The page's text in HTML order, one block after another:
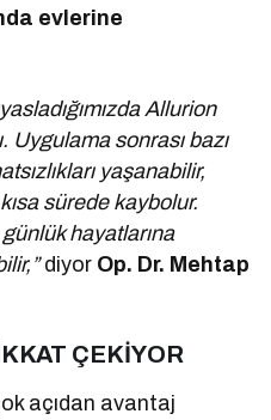
evlerine
Allurion
Uygulama sonrası bazı
yaşanabilir,
sürede kaybolur.
hayatlarına
diyor Op. Dr. Mehtap
ÇEKİYOR
açıdan avantaj